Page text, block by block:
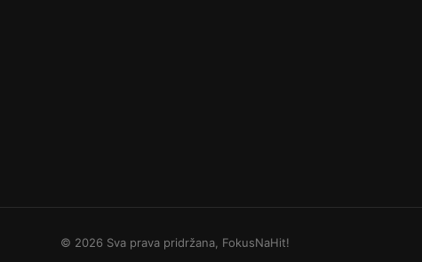
© 2026 Sva prava pridržana, FokusNaHit!